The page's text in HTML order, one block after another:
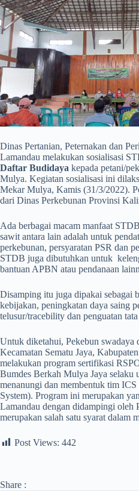
Dinas Pertanian, Peternakan dan
Lamandau melakukan sosialisasi
Daftar Budidaya kepada petani/
Mulya. Kegiatan sosialisasi ini
Mekar Mulya, Kamis (31/3/2022).
dari Dinas Perkebunan Provinsi
Ada berbagai macam manfaat
sawit antara lain adalah untuk
perkebunan, persyaratan PSR dan
STDB juga dibutuhkan untuk
bantuan APBN atau pendanaan
Disamping itu juga dipakai sebagai
kebijakan, peningkatan daya saing
telusur/tracebility dan penguatan
Untuk diketahui, Pekebun swadaya
Kecamatan Sematu Jaya,
melakukan program sertifikasi
Bumdes Berkah Mulya Jaya selaku
menanungi dan membentuk tim
System). Program ini merupakan
Lamandau dengan didampingi oleh
merupakan salah satu syarat dalam
Post Views: 442
Share :